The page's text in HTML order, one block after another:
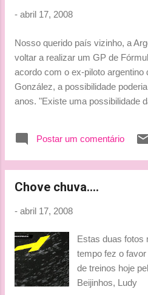
1:26.100 8. Jarno Trulli - Toyota,
- abril 17, 2008
Nosso querido país vizinho, a
voltar a realizar um GP de
acordo com o ex-piloto argentino
González, a possibilidade
anos. "Existe uma possibilidade
hermanas aconteceu em abril de
canadense Jacques Villeneuve,
Ludy
Postar um comentário
Chove chuva....
- abril 17, 2008
Estas duas fotos
tempo fez o
de treinos hoje
Beijinhos, Ludy